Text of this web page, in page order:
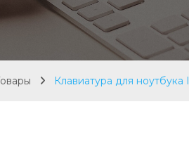
Клавиатура для